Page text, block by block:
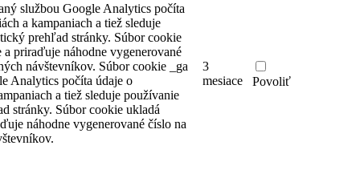
službou Google Analytics počíta
a kampaniach a tiež sleduje
prehľad stránky. Súbor cookie
priraďuje náhodne vygenerované
návštevníkov. Súbor cookie _ga
Analytics počíta údaje o
a tiež sleduje používanie
stránky. Súbor cookie ukladá
náhodne vygenerované číslo na
3
mesiace
Povoliť